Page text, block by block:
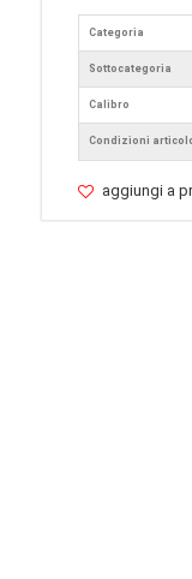
Categoria
Sottocategoria
Calibro
Condizioni
aggiungi a